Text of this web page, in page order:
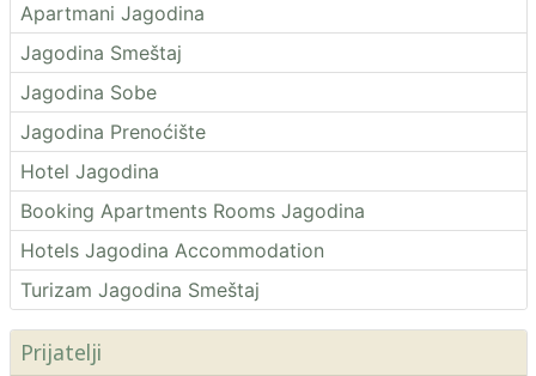
Apartmani Jagodina
Jagodina Smeštaj
Jagodina Sobe
Jagodina Prenoćište
Hotel Jagodina
Booking Apartments Rooms Jagodina
Hotels Jagodina Accommodation
Turizam Jagodina Smeštaj
Prijatelji